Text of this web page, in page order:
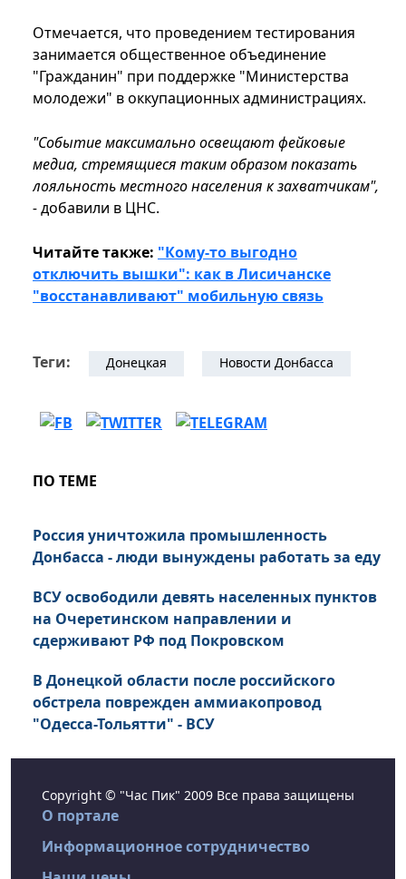
Отмечается, что проведением тестирования
занимается общественное объединение
"Гражданин" при поддержке "Министерства
молодежи" в оккупационных администрациях.
"Событие максимально освещают фейковые
медиа, стремящиеся таким образом показать
лояльность местного населения к захватчикам",
-добавили в ЦНС.
Читайте также: "Кому-то выгодно
отключить вышки": как в Лисичанске
"восстанавливают" мобильную связь
Теги: Донецкая Новости Донбасса
ПО ТЕМЕ
Россия уничтожила промышленность
Донбасса - люди вынуждены работать за еду
ВСУ освободили девять населенных пунктов
на Очеретинском направлении и
сдерживают РФ под Покровском
В Донецкой области после российского
обстрела поврежден аммиакопровод
"Одесса-Тольятти" - ВСУ
Copyright © "Час Пик" 2009 Все права защищены
О портале
Информационное сотрудничество